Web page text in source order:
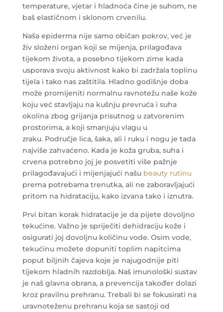
temperature, vjetar i hladnoća čine je suhom, ne
baš elastičnom i sklonom crvenilu.
Naša epiderma nije samo običan pokrov, već je
živ složeni organ koji se mijenja, prilagođava
tijekom života, a posebno tijekom zime kada
usporava svoju aktivnost kako bi zadržala toplinu
tijela i tako nas zaštitila. Hladno godišnje doba
može promijeniti normalnu ravnotežu naše kože
koju već stavljaju na kušnju prevruća i suha
okolina zbog grijanja prisutnog u zatvorenim
prostorima, a koji smanjuju vlagu u
zraku. Područje lica, šaka, ali i ruku i nogu je tada
najviše zahvaćeno. Kada je koža gruba, suha i
crvena potrebno joj je posvetiti više pažnje
prilagođavajući i mijenjajući našu beauty rutinu
prema potrebama trenutka, ali ne zaboravljajući
pritom na hidrataciju, kako izvana tako i iznutra.
Prvi bitan korak hidratacije je da pijete dovoljno
tekućine. Važno je spriječiti dehidraciju kože i
osigurati joj dovoljnu količinu vode. Osim vode,
tekućinu možete dopuniti toplim napitcima
poput biljnih čajeva koje je najugodnije piti
tijekom hladnih razdoblja. Naš imunološki sustav
je naš glavna obrana, a prevencija također dolazi
kroz pravilnu prehranu. Trebali bi se fokusirati na
uravnoteženu prehranu koja se sastoji od